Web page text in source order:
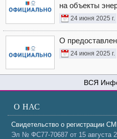
на объекты
24 июня 2025 г.
О
24 июня 2025 г.
О НАС
Свидетельство о регистрации
Эл № ФС77-70687 от 15 августа